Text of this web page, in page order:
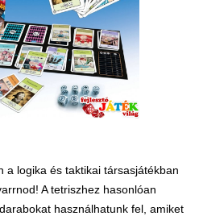
a logika és taktikai társasjátékban
A tetriszhez hasonlóan
használhatunk fel, amiket